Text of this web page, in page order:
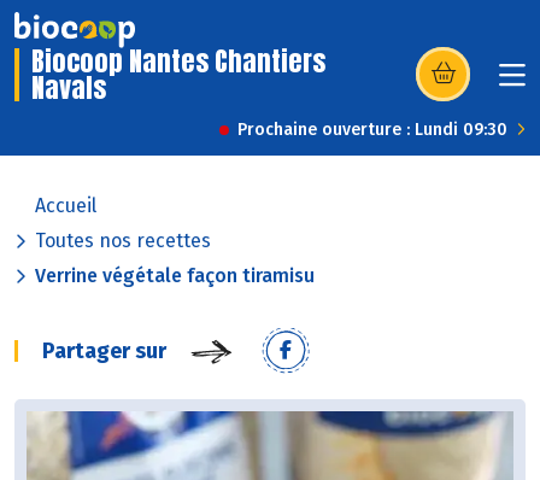
Biocoop Nantes Chantiers
Navals (s’ouvre dans
Prochaine ouverture : Lundi 09:30
Accueil
Toutes nos recettes
Verrine végétale façon tiramisu
Partager sur